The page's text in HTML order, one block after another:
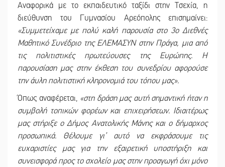
Αναφορικά με το εκπαιδευτικό ταξίδι στην Τσεχία, η
διεύθυνση του Γυμνασίου Αρεόπολης επισημαίνει:
«Συμμετείχαμε με πολύ καλή παρουσία στο 3ο Διεθνές
Μαθητικό Συνέδριο της ΕΛΕΜΑΣΥΝ στην Πράγα, μια από
τις πολιτιστικές πρωτεύουσες της Ευρώπης. Η
παρουσίαση μας στην έκθεση του συνεδρίου αφορούσε
την άυλη πολιτιστική κληρονομιά του τόπου μας».
Όπως αναφέρεται, «στη δράση μας αυτή σημαντική ήταν η
συμβολή τοπικών φορέων και επιχειρήσεων. Ιδιαιτέρως
μας στήριξε ο Δήμος Ανατολικής Μάνης και ο δήμαρχος
προσωπικά. Θέλουμε γι’ αυτό να εκφράσουμε τις
ευχαριστίες μας για την εξαιρετική υποστήριξη και
συνεισφορά προς το σχολείο μας στην προαγωγή όχι μόνο